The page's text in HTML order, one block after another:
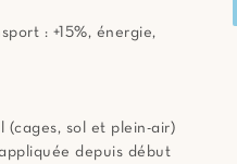
: +15%, énergie,
(cages, sol et plein-air)
depuis début